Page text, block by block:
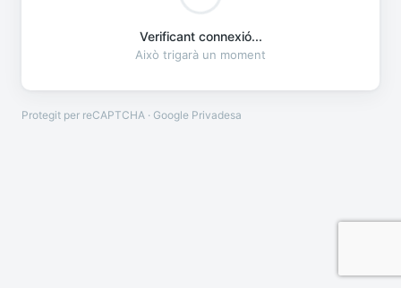
Verificant connexió...
Això trigarà un moment
Protegit per reCAPTCHA · Google Privadesa